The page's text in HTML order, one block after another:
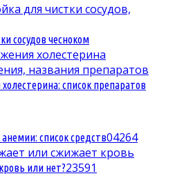
сосудов чесноком
список препаратов
список средств04264
или нет?23591